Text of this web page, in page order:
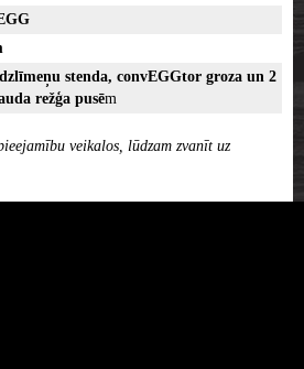
stenda, convEGGtor groza un 2
režģa pusēm
veikalos, lūdzam zvanīt uz